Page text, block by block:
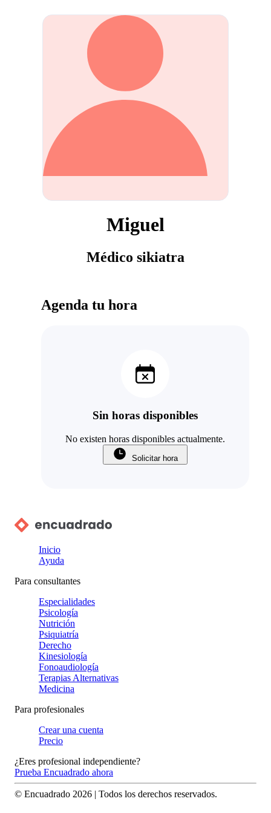
Miguel
Médico sikiatra
Agenda tu hora
Sin horas disponibles
No existen horas disponibles actualmente.
Solicitar hora
Inicio
Ayuda
Para consultantes
Especialidades
Psicología
Nutrición
Psiquiatría
Derecho
Kinesiología
Fonoaudiología
Terapias Alternativas
Medicina
Para profesionales
Crear una cuenta
Precio
¿Eres profesional independiente?
Prueba Encuadrado ahora
© Encuadrado 2026 | Todos los derechos reservados.